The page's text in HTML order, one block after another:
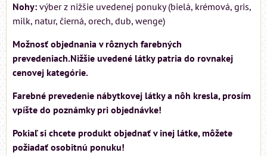
Nohy: výber z nižšie uvedenej ponuky (bielá, krémová, gris,
milk, natur, čierná, orech, dub, wenge)
Možnosť objednania v rôznych farebných
prevedeniach.Nižšie uvedené látky patria do rovnakej
cenovej kategórie.
Farebné prevedenie nábytkovej látky a nôh kresla, prosím
vpíšte do poznámky pri objednávke!
Pokiaľ si chcete produkt objednať v inej látke, môžete
požiadať osobitnú ponuku!